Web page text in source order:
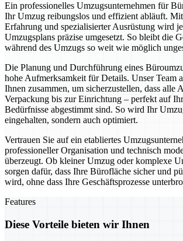
Ein professionelles Umzugsunternehmen für
Ihr Umzug reibungslos und effizient abläuft.
Erfahrung und spezialisierter Ausrüstung wird
Umzugsplans präzise umgesetzt. So bleibt die
während des Umzugs so weit wie möglich
Die Planung und Durchführung eines
hohe Aufmerksamkeit für Details. Unser Team
Ihnen zusammen, um sicherzustellen, dass alle
Verpackung bis zur Einrichtung – perfekt auf
Bedürfnisse abgestimmt sind. So wird Ihr
eingehalten, sondern auch optimiert.
Vertrauen Sie auf ein etabliertes
professioneller Organisation und technisch
überzeugt. Ob kleiner Umzug oder komplexe
sorgen dafür, dass Ihre Bürofläche sicher und
wird, ohne dass Ihre Geschäftsprozesse
Features
Diese Vorteile bieten wir Ihnen